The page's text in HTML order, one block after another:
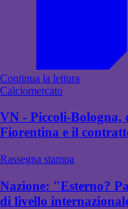
Continua la lettura
Calciomercato
VN - Piccoli-Bologna,
Fiorentina e il
Rassegna stampa
Nazione: "Esterno?
di livello